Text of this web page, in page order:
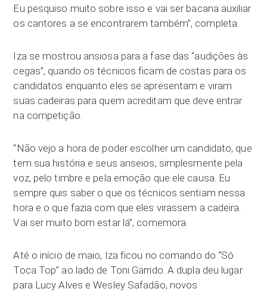
Eu pesquiso muito sobre isso e vai ser bacana auxiliar
os cantores a se encontrarem também”, completa.
Iza se mostrou ansiosa para a fase das “audições às
cegas”, quando os técnicos ficam de costas para os
candidatos enquanto eles se apresentam e viram
suas cadeiras para quem acreditam que deve entrar
na competição.
“Não vejo a hora de poder escolher um candidato, que
tem sua história e seus anseios, simplesmente pela
voz, pelo timbre e pela emoção que ele causa. Eu
sempre quis saber o que os técnicos sentiam nessa
hora e o que fazia com que eles virassem a cadeira.
Vai ser muito bom estar lá”, comemora.
Até o início de maio, Iza ficou no comando do “Só
Toca Top” ao lado de Toni Garrido. A dupla deu lugar
para Lucy Alves e Wesley Safadão, novos